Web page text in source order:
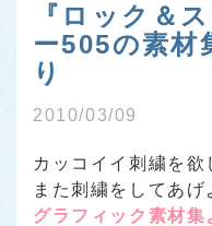
『ロック＆
ー505の素材
り
2010/03/09
カッコイイ刺繍を
また刺繍をしてあげ
グラフィック素材集